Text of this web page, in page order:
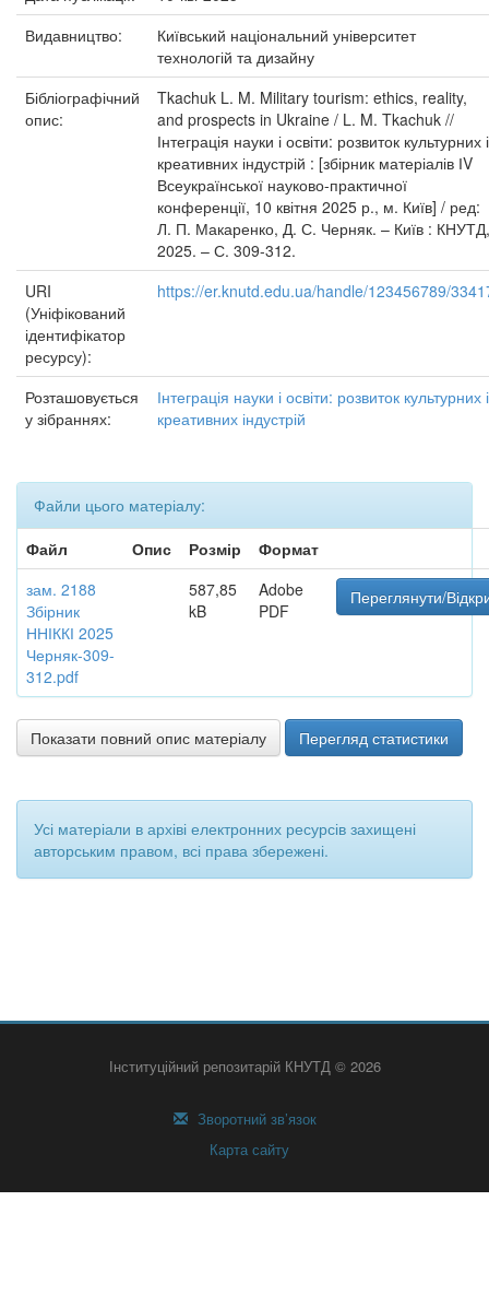
Видавництво:
Київський національний університет
технологій та дизайну
Бібліографічний
опис:
Tkachuk L. M. Military tourism: ethics, reality,
and prospects in Ukraine / L. M. Tkachuk //
Інтеграція науки і освіти: розвиток культурних і
креативних індустрій : [збірник матеріалів ІV
Всеукраїнської науково-практичної
конференції, 10 квітня 2025 р., м. Київ] / ред:
Л. П. Макаренко, Д. С. Черняк. – Київ : КНУТД,
2025. – С. 309-312.
URI
(Уніфікований
ідентифікатор
ресурсу):
https://er.knutd.edu.ua/handle/123456789/
Розташовується
у зібраннях:
Інтеграція науки і освіти: розвиток культурних і
креативних індустрій
Файли цього матеріалу:
Файл
Опис Розмір
Формат
зам. 2188
Збірник
ННІККІ 2025
Черняк-309-
312.pdf
587,85
kB
Adobe
PDF
Переглянути/
Показати повний опис матеріалу Перегляд статистики
Усі матеріали в архіві електронних ресурсів захищені
авторським правом, всі права збережені.
Інституційний репозитарій КНУТД © 2026
Зворотний зв’язок
Карта сайту